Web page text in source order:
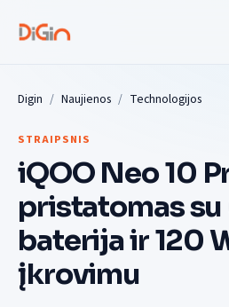
Digin Naujienos Technologijos
STRAIPSNIS
iQOO Neo 10
pristatomas
baterija ir 120
įkrovimu